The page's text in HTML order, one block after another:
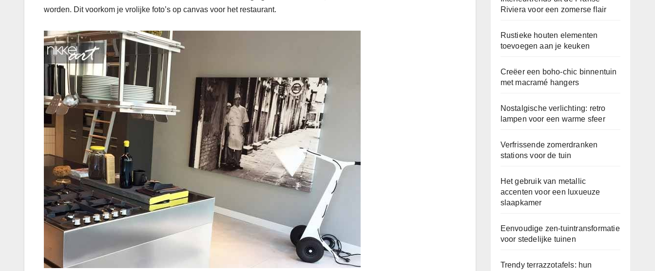
worden. Dit voorkom je vrolijke foto’s op canvas voor het restaurant.
Riviera voor een zomerse flair
Rustieke houten elementen
toevoegen aan je keuken
Creëer een boho-chic binnentuin
met macramé hangers
Nostalgische verlichting: retro
lampen voor een warme sfeer
Verfrissende zomerdranken
stations voor de tuin
Het gebruik van metallic
accenten voor een luxueuze
slaapkamer
Eenvoudige zen-tuintransformatie
voor stedelijke tuinen
Trendy terrazzotafels: hun